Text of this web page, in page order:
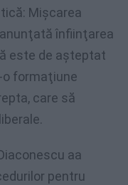
Mişcarea
înfiinţarea
este de aşteptat
formaţiune
care să
aa
pentru